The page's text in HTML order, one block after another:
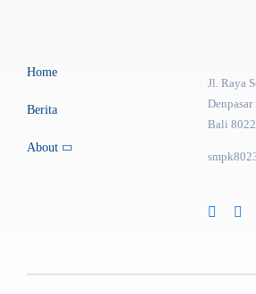
Home
Berita
About
Jl. Raya
Denpasar
Bali